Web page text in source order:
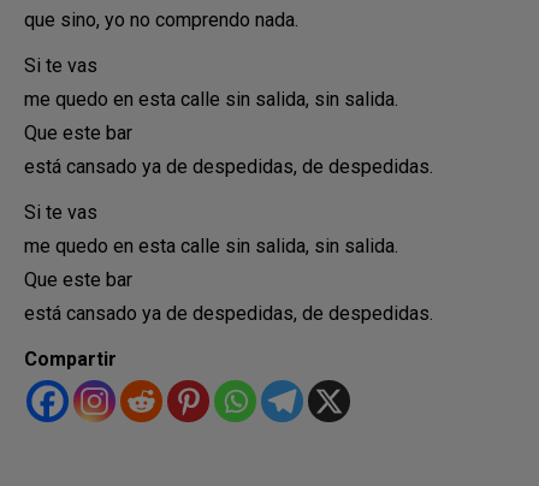
que sino, yo no comprendo nada.
Si te vas
me quedo en esta calle sin salida, sin salida.
Que este bar
está cansado ya de despedidas, de despedidas.
Si te vas
me quedo en esta calle sin salida, sin salida.
Que este bar
está cansado ya de despedidas, de despedidas.
Compartir